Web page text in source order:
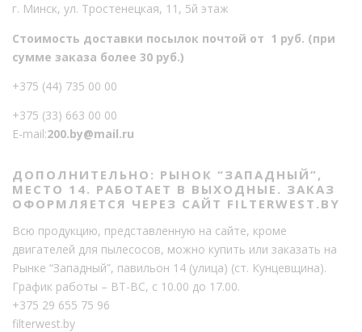
г. Минск, ул. Тростенецкая, 11, 5й этаж
Стоимость доставки посылок почтой от 1 руб. (при
сумме заказа более 30 руб.)
+375 (44) 735 00 00
+375 (33) 663 00 00
E-mail:200.by@mail.ru
ДОПОЛНИТЕЛЬНО: РЫНОК “ЗАПАДНЫЙ”,
МЕСТО 14. РАБОТАЕТ В ВЫХОДНЫЕ. ЗАКАЗ
ОФОРМЛЯЕТСЯ ЧЕРЕЗ САЙТ FILTERWEST.BY
Всю продукцию, представленную на сайте, кроме
двигателей для пылесосов, можно купить или заказать на
Рынке “Западный”, павильон 14 (улица) (ст. Кунцевщина).
График работы – ВТ-ВС, с 10.00 до 17.00.
+375 29 655 75 96
filterwest.by